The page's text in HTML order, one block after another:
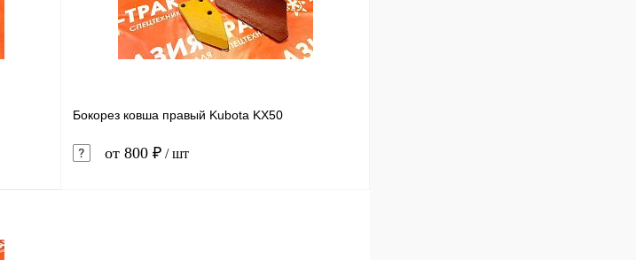
Бокорез ковша правый Kubota KX50
от 800 ₽ / шт